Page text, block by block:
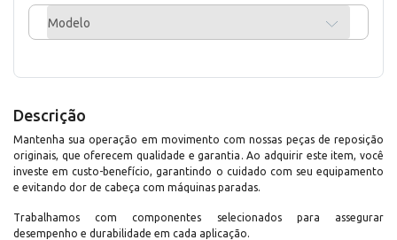
Modelo
Descrição
Mantenha sua operação em movimento com nossas peças de reposição
originais, que oferecem qualidade e garantia. Ao adquirir este item, você
investe em custo-benefício, garantindo o cuidado com seu equipamento
e evitando dor de cabeça com máquinas paradas.
Trabalhamos com componentes selecionados para assegurar
desempenho e durabilidade em cada aplicação.